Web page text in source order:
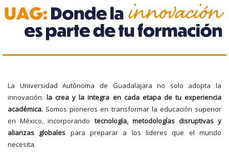
La Universidad Autónoma de Guadalajara no solo adopta la
innovación: la crea y la integra en cada etapa de tu experiencia
académica. Somos pioneros en transformar la educación superior
en México, incorporandotecnología, metodologías disruptivas y
alianzas globales para preparar a los líderes que el mundo
necesita.